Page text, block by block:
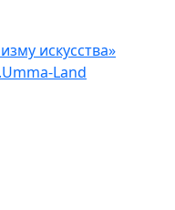
искусства»
Land